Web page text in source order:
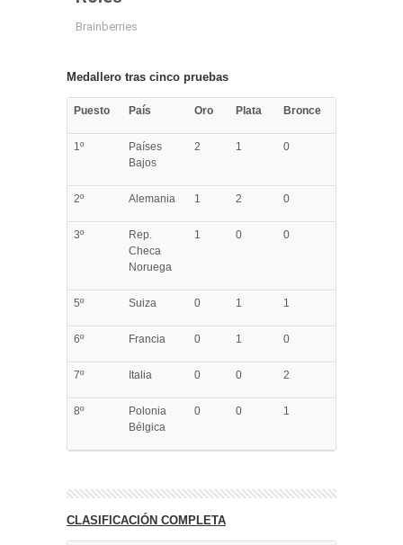
Medallero tras cinco pruebas
Puesto País Oro Plata Bronce
1º
Países
Bajos
2 1 0
2º Alemania 1 2 0
3º
Rep.
Checa
Noruega
1 0 0
5º Suiza 0 1 1
6º Francia 0 1 0
7º Italia 0 0 2
8º
Polonia
Bélgica
0 0 1
CLASIFICACIÓN COMPLETA